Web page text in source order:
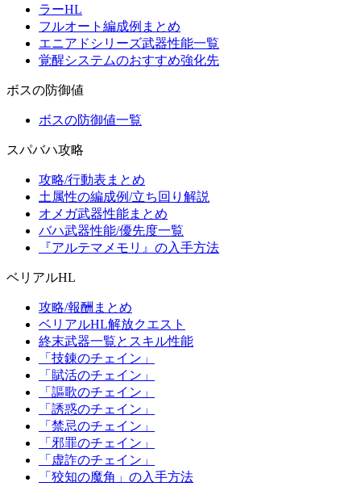
ラーHL
フルオート編成例まとめ
エニアドシリーズ武器性能一覧
覚醒システムのおすすめ強化先
ボスの防御値
ボスの防御値一覧
スパバハ攻略
攻略/行動表まとめ
土属性の編成例/立ち回り解説
オメガ武器性能まとめ
バハ武器性能/優先度一覧
『アルテマメモリ』の入手方法
ベリアルHL
攻略/報酬まとめ
ベリアルHL解放クエスト
終末武器一覧とスキル性能
「技錬のチェイン」
「賦活のチェイン」
「謳歌のチェイン」
「誘惑のチェイン」
「禁忌のチェイン」
「邪罪のチェイン」
「虚詐のチェイン」
「狡知の魔角」の入手方法